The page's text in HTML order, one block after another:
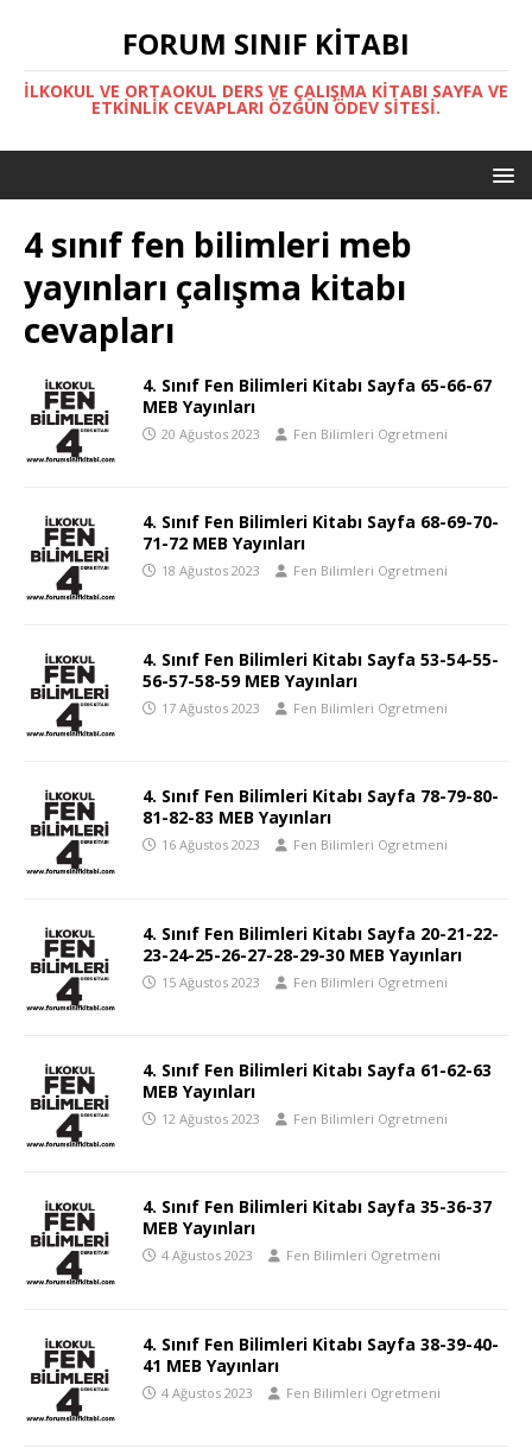
FORUM SINIF KITABI
İLKOKUL VE ORTAOKUL DERS VE ÇALIŞMA KITABI SAYFA VE
ETKINLIK CEVAPLARI ÖZGÜN ÖDEV SITESI.
4 sınıf fen bilimleri meb
yayınları çalışma kitabı
cevapları
4. Sınıf Fen Bilimleri Kitabı Sayfa 65-66-67
MEB Yayınları
20 Ağustos 2023 Fen Bilimleri Ogretmeni
4. Sınıf Fen Bilimleri Kitabı Sayfa 68-69-70-
71-72 MEB Yayınları
18 Ağustos 2023 Fen Bilimleri Ogretmeni
4. Sınıf Fen Bilimleri Kitabı Sayfa 53-54-55-
56-57-58-59 MEB Yayınları
17 Ağustos 2023 Fen Bilimleri Ogretmeni
4. Sınıf Fen Bilimleri Kitabı Sayfa 78-79-80-
81-82-83 MEB Yayınları
16 Ağustos 2023 Fen Bilimleri Ogretmeni
4. Sınıf Fen Bilimleri Kitabı Sayfa 20-21-22-
23-24-25-26-27-28-29-30 MEB Yayınları
15 Ağustos 2023 Fen Bilimleri Ogretmeni
4. Sınıf Fen Bilimleri Kitabı Sayfa 61-62-63
MEB Yayınları
12 Ağustos 2023 Fen Bilimleri Ogretmeni
4. Sınıf Fen Bilimleri Kitabı Sayfa 35-36-37
MEB Yayınları
4 Ağustos 2023 Fen Bilimleri Ogretmeni
4. Sınıf Fen Bilimleri Kitabı Sayfa 38-39-40-
41 MEB Yayınları
4 Ağustos 2023 Fen Bilimleri Ogretmeni